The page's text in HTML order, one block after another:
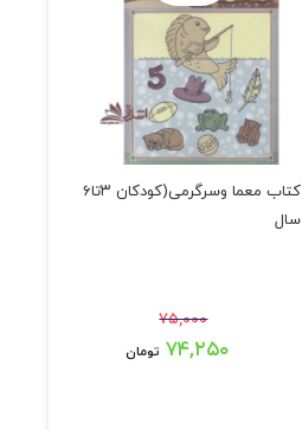
کتاب معما وسرگرمی(کودکان ۳تا۶
سال
۷۵,۰۰۰
قیمت اصلی: ۷۵,۰۰۰ تومان بود.۷۴,۲۵۰ تومان